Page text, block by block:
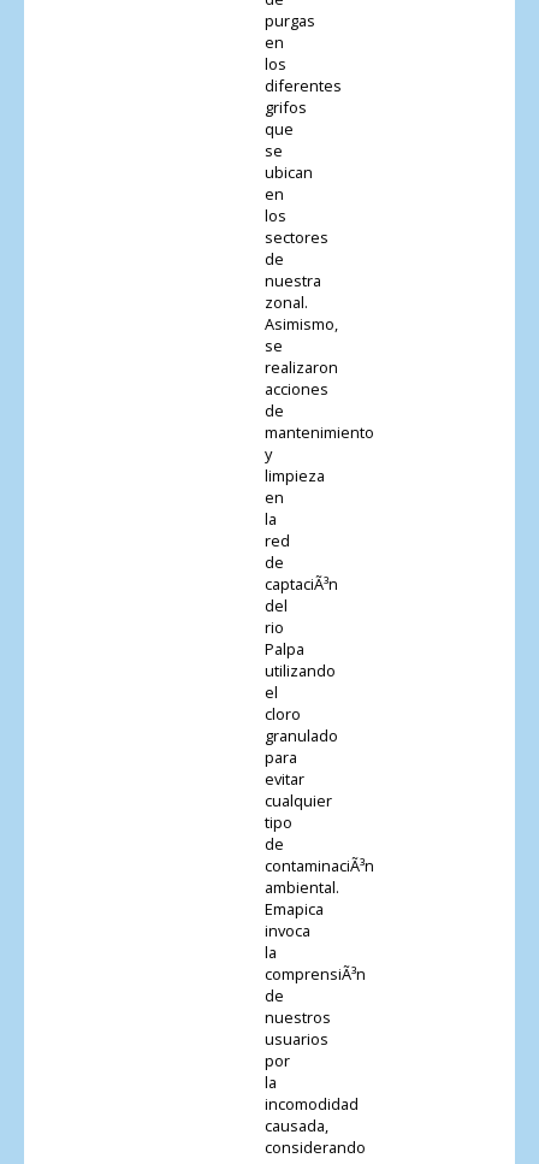
purgas
en
los
diferentes
grifos
que
se
ubican
en
los
sectores
de
nuestra
zonal.
Asimismo,
se
realizaron
acciones
de
mantenimiento
y
limpieza
en
la
red
de
captaciÃ³n
del
rio
Palpa
utilizando
el
cloro
granulado
para
evitar
cualquier
tipo
de
contaminaciÃ³n
ambiental.
Emapica
invoca
la
comprensiÃ³n
de
nuestros
usuarios
por
la
incomodidad
causada,
considerando